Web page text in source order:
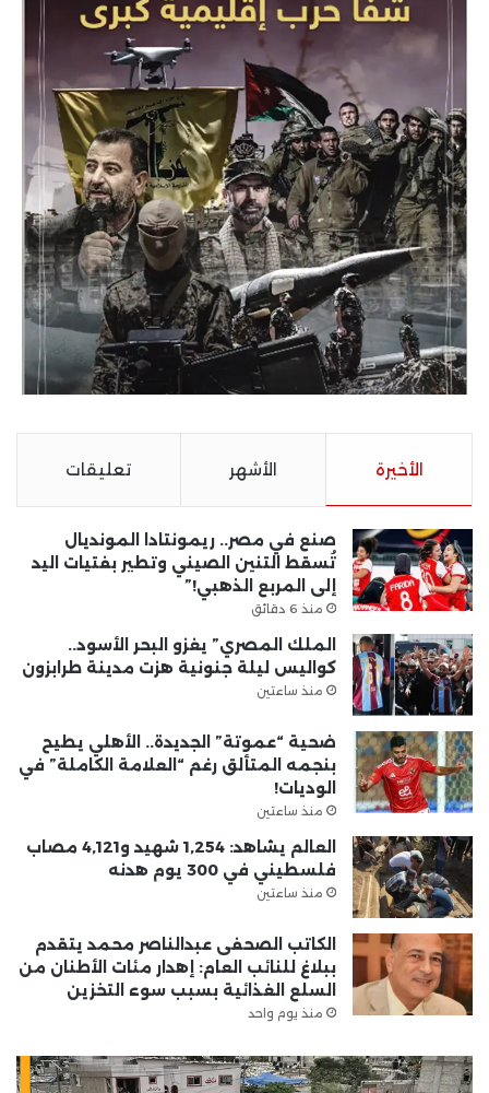
الأخيرة الأشهر تعليقات
صنع في مصر.. ريمونتادا المونديال
تُسقط التنين الصيني وتطير بفتيات اليد
إلى المربع الذهبي!”
منذ 6 دقائق
الملك المصري” يغزو البحر الأسود..
كواليس ليلة جنونية هزت مدينة طرابزون
منذ ساعتين
ضحية “عموتة” الجديدة.. الأهلي يطيح
بنجمه المتألق رغم “العلامة الكاملة” في
الوديات!
منذ ساعتين
العالم يشاهد: 1,254 شهيد و4,121 مصاب
فلسطيني في 300 يوم هدنه
منذ ساعتين
الكاتب الصحفى عبدالناصر محمد يتقدم
ببلاغ للنائب العام: إهدار مئات الأطنان من
السلع الغذائية بسبب سوء التخزين
منذ يوم واحد